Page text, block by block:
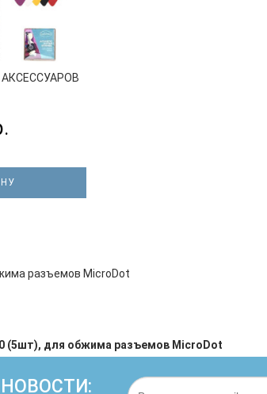
АКСЕССУАРОВ
разъемов MicroDot
(5шт), для обжима разъемов MicroDot